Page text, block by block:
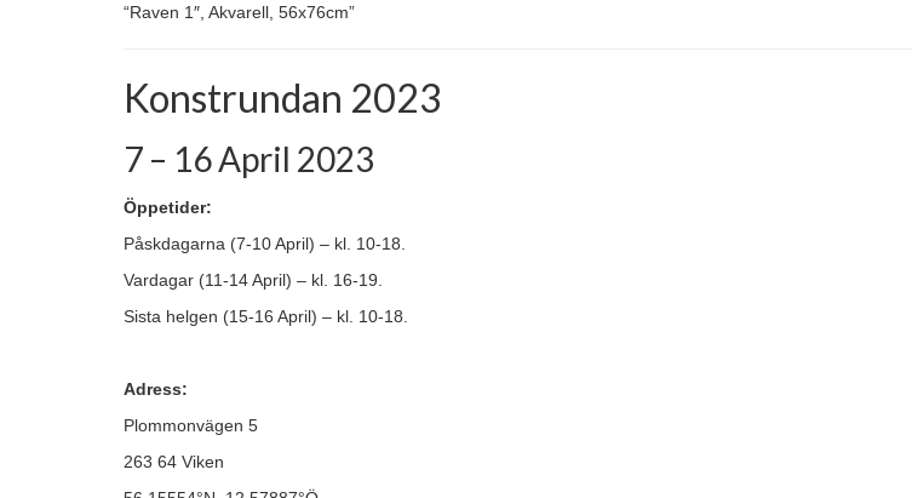
“Raven 1″, Akvarell, 56x76cm”
Konstrundan 2023
7 – 16 April 2023
Öppetider:
Påskdagarna (7-10 April) – kl. 10-18.
Vardagar (11-14 April) – kl. 16-19.
Sista helgen (15-16 April) – kl. 10-18.
Adress:
Plommonvägen 5
263 64 Viken